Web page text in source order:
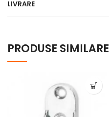
LIVRARE
PRODUSE SIMILARE